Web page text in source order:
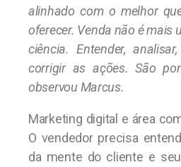
alinhado com o melhor
oferecer. Venda não é mais
ciência. Entender,
corrigir as ações. São
observou Marcus.
Marketing digital e área
O vendedor precisa
da mente do cliente e